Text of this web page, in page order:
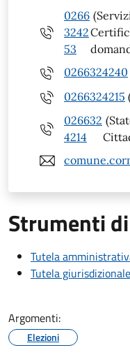
0266
3242
53
0266324240
0266324215
026632
4214
Strumenti
Tutela
Tutela giurisdizionale
Argomenti:
Elezioni